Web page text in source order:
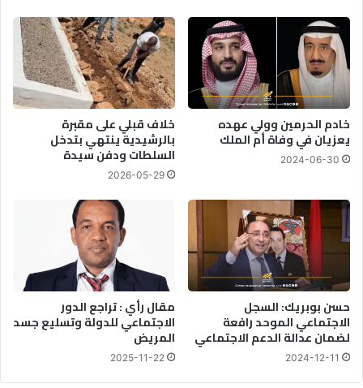
خادم الحرمين وولي عهده
يعزيان في وفاة أم الملك
2024-06-30
خلاف قبلي على مقبرة
بالرشيدية ينتهي بتدخل
السلطات ودفن سيدة
2026-05-29
حسن بوبريك: السجل
الاجتماعي الموحد رافعة
لضمان عدالة الدعم الاجتماعي
2024-12-11
مقال رأي : تراجع الدور
الاجتماعي للدولة وتسليع جسد
المريض
2025-11-22